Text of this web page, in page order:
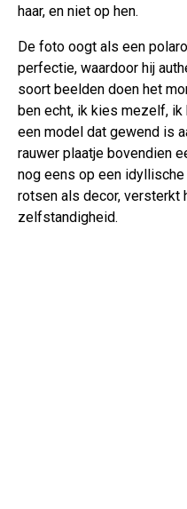
haar, en niet op hen.
De foto oogt als een
perfectie, waardoor hij
soort beelden doen het
ben echt, ik kies mezelf,
een model dat gewend is
rauwer plaatje bovendien
nog eens op een
rotsen als decor, versterkt
zelfstandigheid.